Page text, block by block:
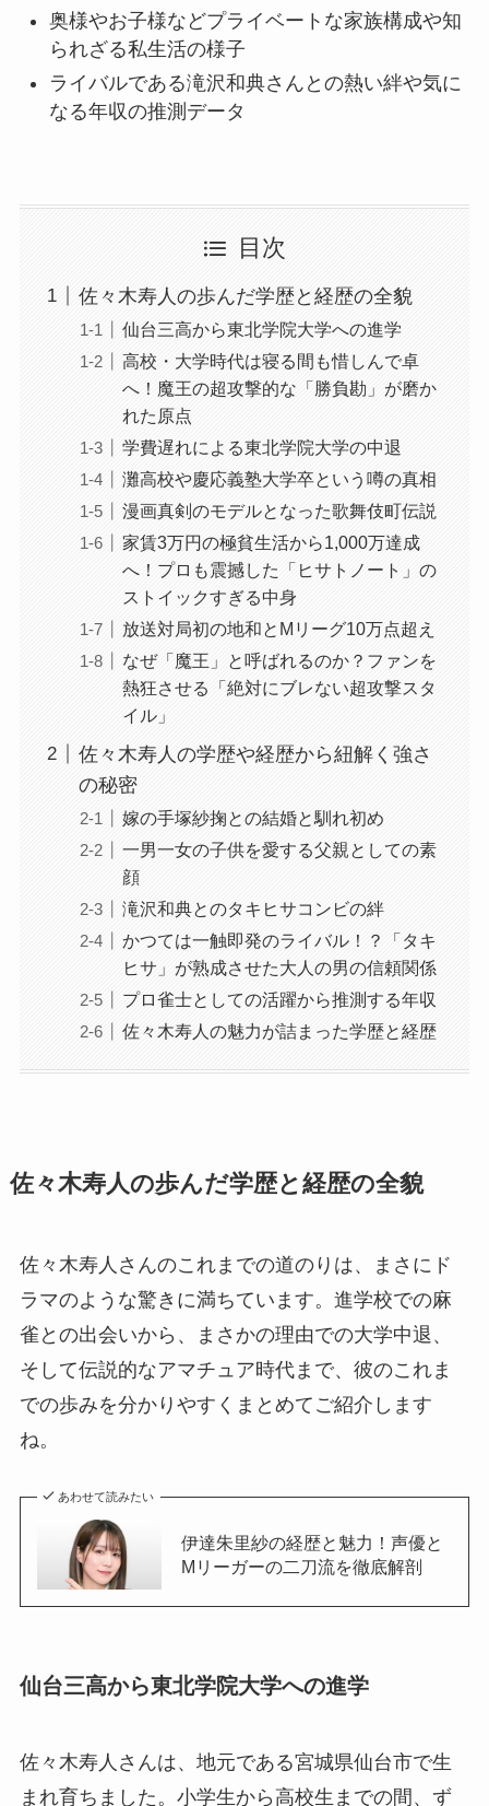
奥様やお子様などプライベートな家族構成や知
られざる私生活の様子
ライバルである滝沢和典さんとの熱い絆や気に
なる年収の推測データ
目次
佐々木寿人の歩んだ学歴と経歴の全貌
仙台三高から東北学院大学への進学
高校・大学時代は寝る間も惜しんで卓
へ！魔王の超攻撃的な「勝負勘」が磨か
れた原点
学費遅れによる東北学院大学の中退
灘高校や慶応義塾大学卒という噂の真相
漫画真剣のモデルとなった歌舞伎町伝説
家賃3万円の極貧生活から1,000万達成
へ！プロも震撼した「ヒサトノート」の
ストイックすぎる中身
放送対局初の地和とMリーグ10万点超え
なぜ「魔王」と呼ばれるのか？ファンを
熱狂させる「絶対にブレない超攻撃スタ
イル」
佐々木寿人の学歴や経歴から紐解く強さ
の秘密
嫁の手塚紗掬との結婚と馴れ初め
一男一女の子供を愛する父親としての素
顔
滝沢和典とのタキヒサコンビの絆
かつては一触即発のライバル！？「タキ
ヒサ」が熟成させた大人の男の信頼関係
プロ雀士としての活躍から推測する年収
佐々木寿人の魅力が詰まった学歴と経歴
佐々木寿人の歩んだ学歴と経歴の全貌
佐々木寿人さんのこれまでの道のりは、まさにド
ラマのような驚きに満ちています。進学校での麻
雀との出会いから、まさかの理由での大学中退、
そして伝説的なアマチュア時代まで、彼のこれま
での歩みを分かりやすくまとめてご紹介します
ね。
あわせて読みたい
伊達朱里紗の経歴と魅力！声優と
Mリーガーの二刀流を徹底解剖
仙台三高から東北学院大学への進学
佐々木寿人さんは、地元である宮城県仙台市で生
まれ育ちました。小学生から高校生までの間、ず